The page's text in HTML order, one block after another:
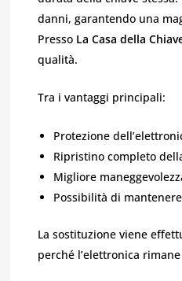
danni, garantendo una
Presso La Casa della
qualità.
Tra i vantaggi principali:
Protezione
Ripristino completo
Migliore
Possibilità di
La sostituzione viene
perché l’elettronica